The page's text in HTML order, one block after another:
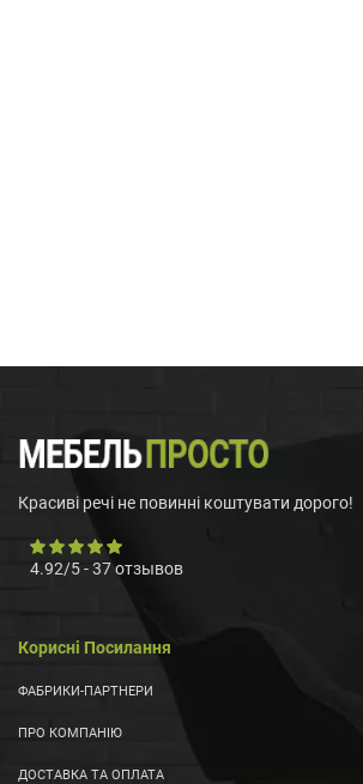
Красиві речі не повинні коштувати дорого!
4.92/5-37отзывов
Корисні Посилання
ФАБРИКИ-ПАРТНЕРИ
ПРО КОМПАНІЮ
ДОСТАВКА ТА ОПЛАТА